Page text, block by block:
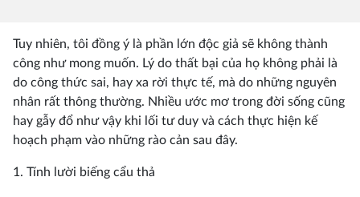
Tuy nhiên, tôi đồng ý là phần lớn độc giả sẽ không thành
công như mong muốn. Lý do thất bại của họ không phải là
do công thức sai, hay xa rời thực tế, mà do những nguyên
nhân rất thông thường. Nhiều ước mơ trong đời sống cũng
hay gẫy đổ như vậy khi lối tư duy và cách thực hiện kế
hoạch phạm vào những rào cản sau đây.
1. Tính lười biếng cẩu thả